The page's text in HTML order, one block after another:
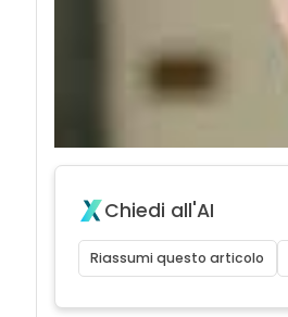
Chiedi all'AI
Riassumi questo articolo